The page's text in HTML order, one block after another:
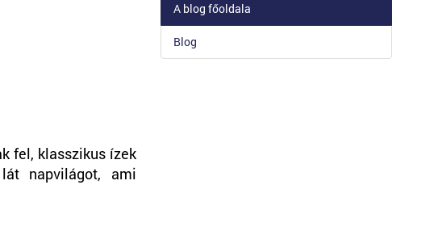
fel, klasszikus ízek
napvilágot, ami
A blog főoldala
Blog